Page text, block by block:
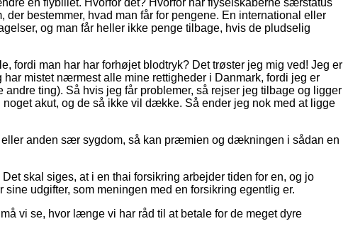
bestemmer, hvad man får for pengene. En international eller
og man får heller ikke penge tilbage, hvis de pludselig
fordi man har har forhøjet blodtryk? Det trøster jeg mig ved! Jeg er
mistet nærmest alle mine rettigheder i Danmark, fordi jeg er
ting). Så hvis jeg får problemer, så rejser jeg tilbage og ligger
akut, og de så ikke vil dække. Så ender jeg nok med at ligge
anden sær sygdom, så kan præmien og dækningen i sådan en
skal siges, at i en thai forsikring arbejder tiden for en, og jo
udgifter, som meningen med en forsikring egentlig er.
vi se, hvor længe vi har råd til at betale for de meget dyre